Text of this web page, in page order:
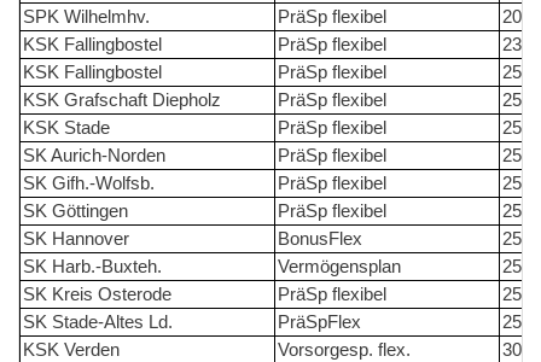
SPK Wilhelmhv.
PräSp flexibel
20
KSK Fallingbostel
PräSp flexibel
23
KSK Fallingbostel
PräSp flexibel
25
KSK Grafschaft Diepholz
PräSp flexibel
25
KSK Stade
PräSp flexibel
25
SK Aurich-Norden
PräSp flexibel
25
SK Gifh.-Wolfsb.
PräSp flexibel
25
SK Göttingen
PräSp flexibel
25
SK Hannover
BonusFlex
25
SK Harb.-Buxteh.
Vermögensplan
25
SK Kreis Osterode
PräSp flexibel
25
SK Stade-Altes Ld.
PräSpFlex
25
KSK Verden
Vorsorgesp. flex.
30